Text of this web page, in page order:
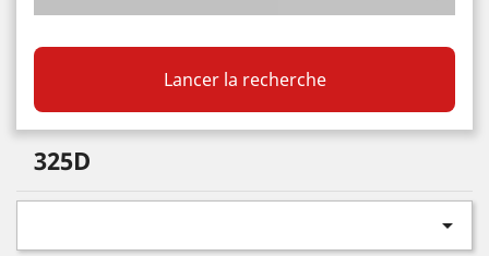
Lancer la recherche
325D
